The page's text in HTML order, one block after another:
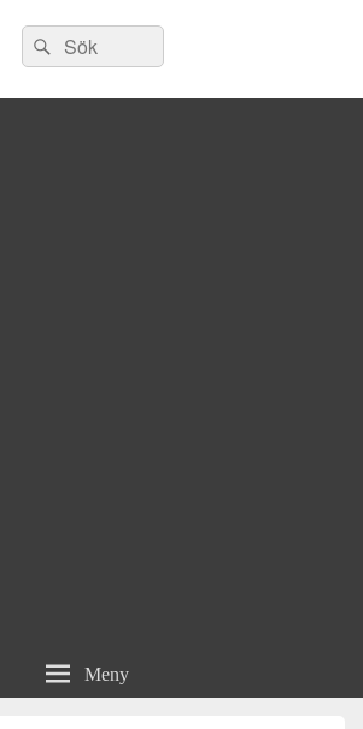
Sök
efter:
Sök
Meny